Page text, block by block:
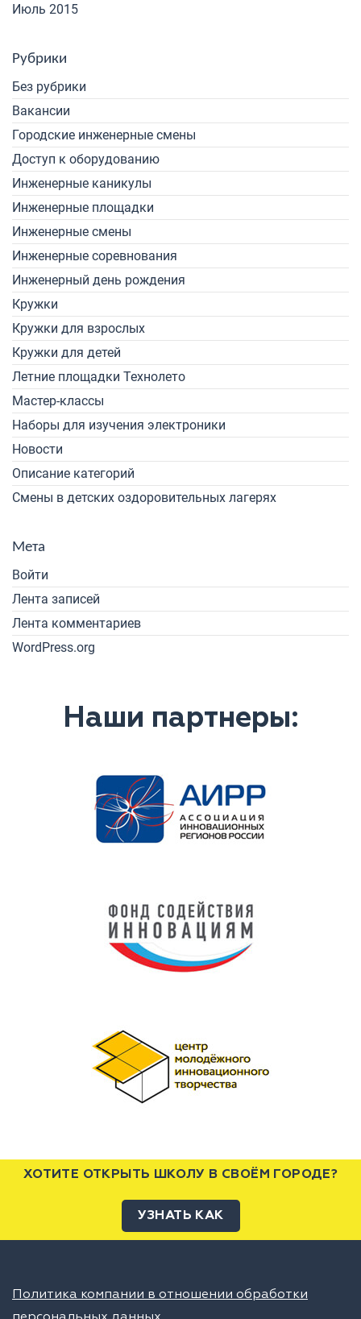
Июль 2015
Рубрики
Без рубрики
Вакансии
Городские инженерные смены
Доступ к оборудованию
Инженерные каникулы
Инженерные площадки
Инженерные смены
Инженерные соревнования
Инженерный день рождения
Кружки
Кружки для взрослых
Кружки для детей
Летние площадки Технолето
Мастер-классы
Наборы для изучения электроники
Новости
Описание категорий
Смены в детских оздоровительных лагерях
Мета
Войти
Лента записей
Лента комментариев
WordPress.org
Наши партнеры:
ХОТИТЕ ОТКРЫТЬ ШКОЛУ В СВОЁМ ГОРОДЕ?
УЗНАТЬ КАК
Политика компании в отношении обработки